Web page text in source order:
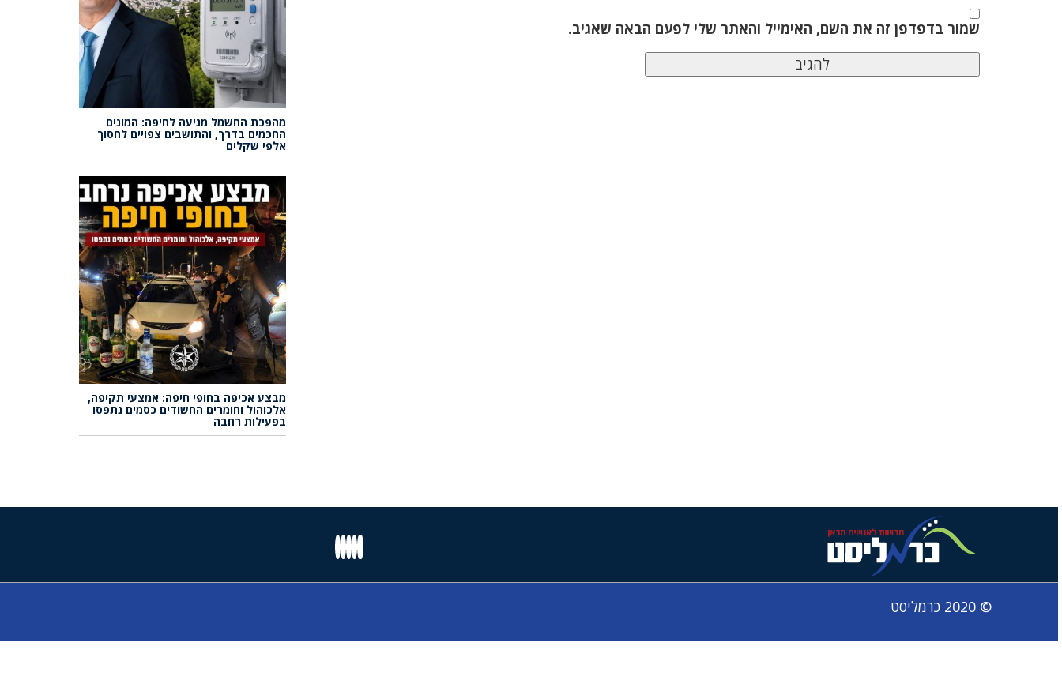
שמור בדפדפן זה את השם, האימייל והאתר שלי לפעם הבאה שאגיב.
מהפכת החשמל מגיעה לחיפה: המונים
החכמים בדרך, והתושבים צפויים לחסוך
אלפי שקלים
מבצע אכיפה בחופי חיפה: אמצעי תקיפה,
אלכוהול וחומרים החשודים כסמים נתפסו
בפעילות רחבה
© 2020 כרמליסט